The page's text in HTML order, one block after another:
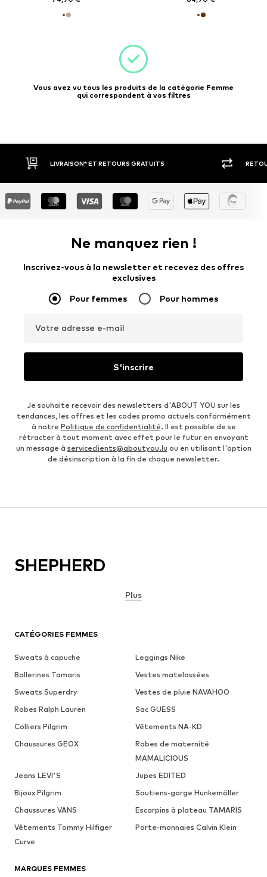
Vous avez vu tous les produits de la catégorie Femme
qui correspondent à vos filtres
RETOUR SOUS 30 JOURS LARGE
Ne manquez rien !
Inscrivez-vous à la newsletter et recevez des offres
exclusives
Pour femmes Pour hommes
Votre adresse e-mail
S'inscrire
Je souhaite recevoir des newsletters d'ABOUT YOU sur les
tendances, les offres et les codes promo actuels conformément
à notre Politique de confidentialité. Il est possible de se
rétracter à tout moment avec effet pour le futur en envoyant
un message à serviceclients@aboutyou.lu ou en utilisant l'option
de désinscription à la fin de chaque newsletter.
CATÉGORIES FEMMES
Sweats à capuche
Leggings Nike
Ballerines Tamaris
Vestes matelassées
Sweats Superdry
Vestes de pluie NAVAHOO
Robes Ralph Lauren
Sac GUESS
Colliers Pilgrim
Vêtements NA-KD
Chaussures GEOX
Robes de maternité
MAMALICIOUS
Jeans LEVI'S
Jupes EDITED
Bijoux Pilgrim
Soutiens-gorge Hunkemöller
Chaussures VANS
Escarpins à plateau TAMARIS
Vêtements Tommy Hilfiger
Curve
Porte-monnaies Calvin Klein
MARQUES FEMMES
SHEPHERD
Plus